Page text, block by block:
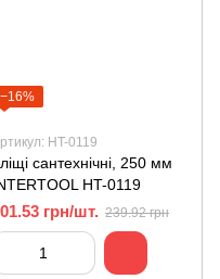
−16%
HT-0119
сантехнічні, 250 мм
HT-0119
грн/шт. 239.92 грн